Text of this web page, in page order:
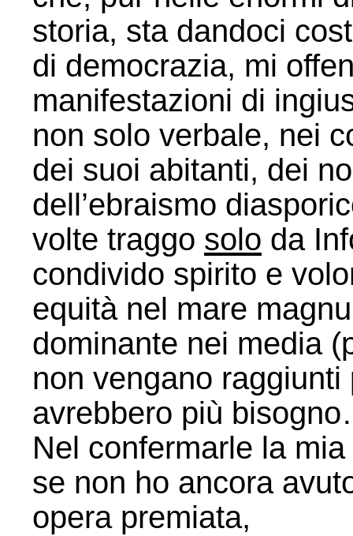
storia, sta dandoci
di democrazia, mi
manifestazioni di
non solo verbale, nei
dei suoi abitanti, dei
dell’ebraismo
volte traggo solo da
condivido spirito e
equità nel mare
dominante nei media
non vengano
avrebbero più
Nel confermarle la
se non ho ancora
opera premiata,